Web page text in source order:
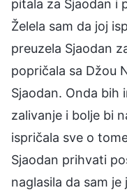
pitala za Sjaodan i
Želela sam da joj
preuzela Sjaodan
popričala sa Džou
Sjaodan. Onda bih
zalivanje i bolje bi
ispričala sve o
Sjaodan prihvati
naglasila da sam